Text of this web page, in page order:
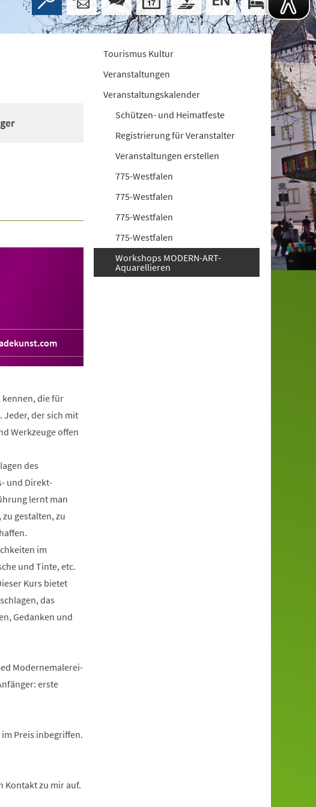
kennen, die für
Jeder, der sich mit
Werkzeuge offen
des
und Direkt-
lernt man
gestalten, zu
im
und Tinte, etc.
Kurs bietet
das
Gedanken und
Modernemalerei-
erste
Preis inbegriffen.
Kontakt zu mir auf.
Tourismus Kultur
Veranstaltungen
Veranstaltungskalender
Schützen- und Heimatfeste
Registrierung für Veranstalter
Veranstaltungen erstellen
775-Westfalen
775-Westfalen
775-Westfalen
775-Westfalen
Workshops MODERN-ART-
Aquarellieren